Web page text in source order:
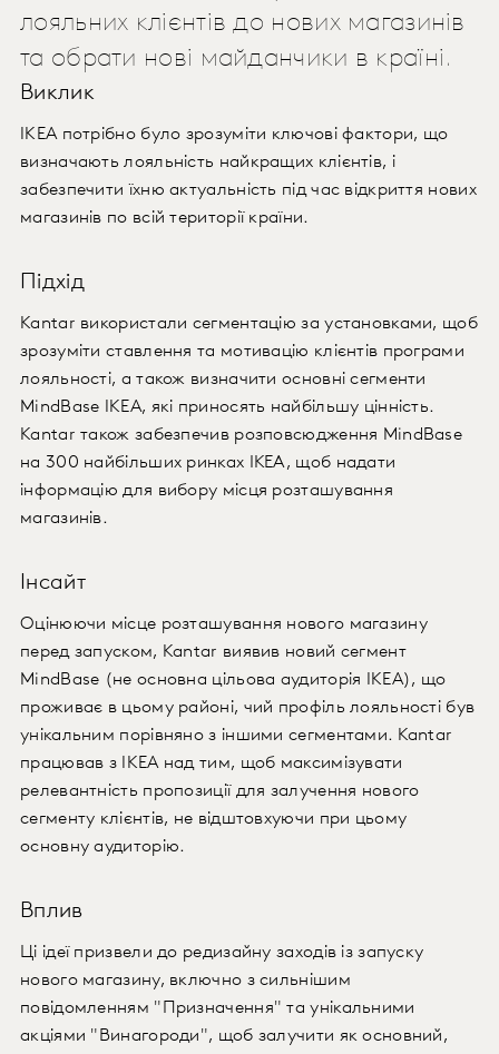
лояльних клієнтів до нових магазинів
та обрати нові майданчики в країні.
Виклик
IKEA потрібно було зрозуміти ключові фактори, що
визначають лояльність найкращих клієнтів, і
забезпечити їхню актуальність під час відкриття нових
магазинів по всій території країни.
Підхід
Kantar використали сегментацію за установками, щоб
зрозуміти ставлення та мотивацію клієнтів програми
лояльності, а також визначити основні сегменти
MindBase IKEA, які приносять найбільшу цінність.
Kantar також забезпечив розповсюдження MindBase
на 300 найбільших ринках ІКЕА, щоб надати
інформацію для вибору місця розташування
магазинів.
Інсайт
Оцінюючи місце розташування нового магазину
перед запуском, Kantar виявив новий сегмент
MindBase (не основна цільова аудиторія IKEA), що
проживає в цьому районі, чий профіль лояльності був
унікальним порівняно з іншими сегментами. Kantar
працював з IKEA над тим, щоб максимізувати
релевантність пропозиції для залучення нового
сегменту клієнтів, не відштовхуючи при цьому
основну аудиторію.
Вплив
Ці ідеї призвели до редизайну заходів із запуску
нового магазину, включно з сильнішим
повідомленням "Призначення" та унікальними
акціями "Винагороди", щоб залучити як основний,